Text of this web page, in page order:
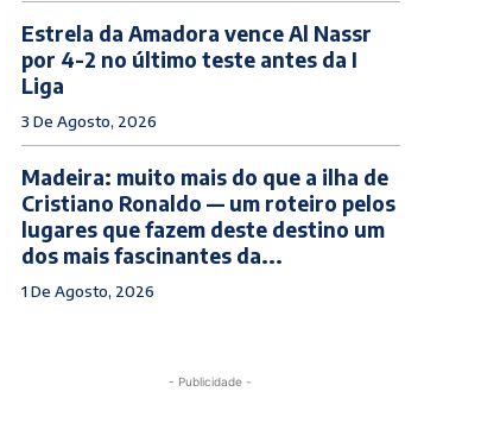
Estrela da Amadora vence Al Nassr
por 4-2 no último teste antes da I
Liga
3 De Agosto, 2026
Madeira: muito mais do que a ilha de
Cristiano Ronaldo — um roteiro pelos
lugares que fazem deste destino um
dos mais fascinantes da...
1 De Agosto, 2026
- Publicidade -